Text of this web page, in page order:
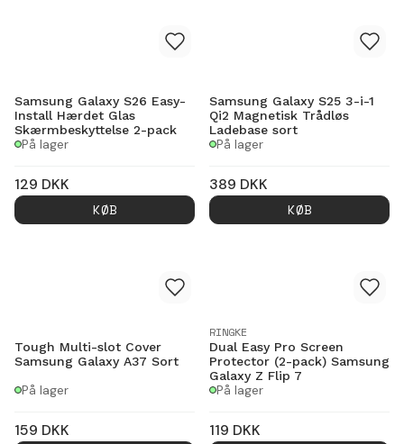
Samsung Galaxy S26 Easy-
Install Hærdet Glas
Skærmbeskyttelse 2-pack
På lager
129 DKK
KØB
Samsung Galaxy S25 3-i-1
Qi2 Magnetisk Trådløs
Ladebase sort
På lager
389 DKK
KØB
Tough Multi-slot Cover
Samsung Galaxy A37 Sort
På lager
159 DKK
RINGKE
Dual Easy Pro Screen
Protector (2-pack) Samsung
Galaxy Z Flip 7
På lager
119 DKK